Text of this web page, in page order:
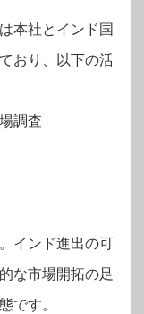
本社とインド国
おり、以下の活
調査
インド進出の可
な市場開拓の足
です。